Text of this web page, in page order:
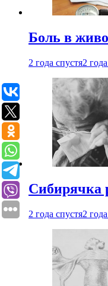
Боль в
2 года спустя2
Сибирячка
2 года спустя2